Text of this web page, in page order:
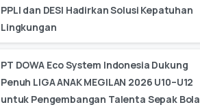
PPLI dan DESI Hadirkan Solusi Kepatuhan
Lingkungan
PT DOWA Eco System Indonesia Dukung
Penuh LIGA ANAK MEGILAN 2026 U10–U12
untuk Pengembangan Talenta Sepak Bola